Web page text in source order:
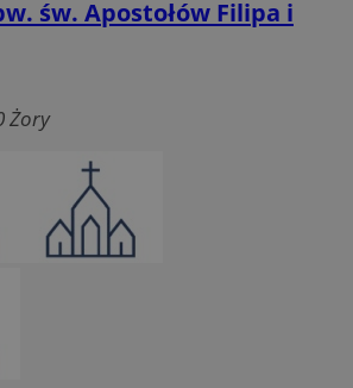
św. Apostołów Filipa i
Żory